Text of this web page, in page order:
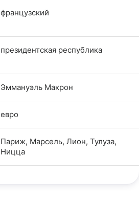
французский
президентская республика
Эммануэль Макрон
евро
Париж, Марсель, Лион, Тулуза,
Ницца